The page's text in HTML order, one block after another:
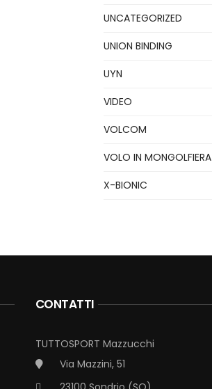
UNCATEGORIZED
UNION BINDING
UYN
VIDEO
VOLCOM
VOLO IN MONGOLFIERA
X-BIONIC
CONTATTI
TUTTOSPORT Mazzucchi
Via Mazzini, 51